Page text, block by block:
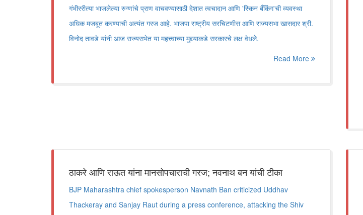
गंभीररीत्या भाजलेल्या रुग्णांचे प्राण वाचवण्यासाठी देशात त्वचादान आणि 'स्किन बँकिंग'ची व्यवस्था
अधिक मजबूत करण्याची अत्यंत गरज आहे. भाजपा राष्ट्रीय सरचिटणीस आणि राज्यसभा खासदार श्री.
विनोद तावडे यांनी आज राज्यसभेत या महत्त्वाच्या मुद्द्याकडे सरकारचे लक्ष वेधले.
Read More
ठाकरे आणि राऊत यांना मानसोपचाराची गरज; नवनाथ बन यांची टीका
BJP Maharashtra chief spokesperson Navnath Ban criticized Uddhav
Thackeray and Sanjay Raut during a press conference, attacking the Shiv